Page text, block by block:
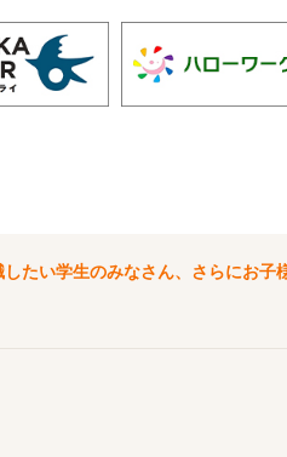
たい学生のみなさん、さらにお子